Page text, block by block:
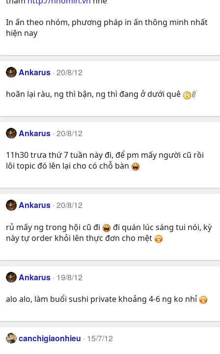
In ấn theo nhóm, phương pháp in ấn thông minh nhất
hiện nay
Ankarus 20/8/12
hoãn lại ràu, ng thì bận, ng thì đang ở dưới quê
Ankarus 20/8/12
11h30 trưa thứ 7 tuần này đi, để pm mấy người cũ rồi
lôi topic đó lên lại cho có chỗ bàn
Ankarus 20/8/12
rủ mấy ng trong hội cũ đi
đi quán lúc sáng tui nói, kỳ
này tự order khỏi lên thực đơn cho mệt
Ankarus 19/8/12
alo alo, làm buổi sushi private khoảng 4-6 ng ko nhỉ
canchigiaonhieu 15/7/12